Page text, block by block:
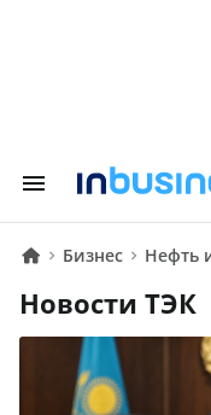
Бизнес Нефть
Новости ТЭК